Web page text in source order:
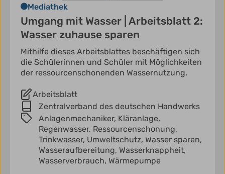
Mediathek
Umgang mit Wasser | Arbeitsblatt 2:
Wasser zuhause sparen
Mithilfe dieses Arbeitsblattes beschäftigen sich
die Schülerinnen und Schüler mit Möglichkeiten
der ressourcenschonenden Wassernutzung.
Arbeitsblatt
Zentralverband des deutschen Handwerks
Anlagenmechaniker, Kläranlage,
Regenwasser, Ressourcenschonung,
Trinkwasser, Umweltschutz, Wasser sparen,
Wasseraufbereitung, Wasserknappheit,
Wasserverbrauch, Wärmepumpe